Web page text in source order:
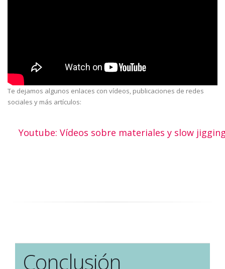
Te dejamos algunos enlaces con vídeos, publicaciones de redes
sociales y más artículos:
Youtube: Vídeos sobre materiales y slow
Conclusión